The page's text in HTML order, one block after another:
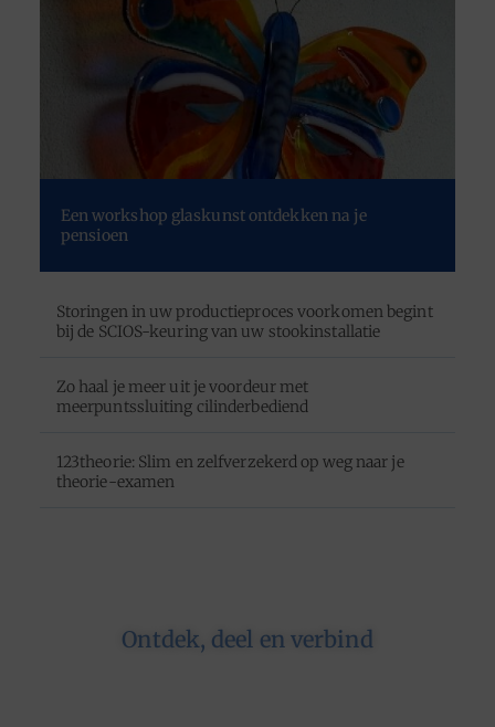
Een workshop glaskunst ontdekken na je
pensioen
Storingen in uw productieproces voorkomen begint
bij de SCIOS-keuring van uw stookinstallatie
Zo haal je meer uit je voordeur met
meerpuntssluiting cilinderbediend
123theorie: Slim en zelfverzekerd op weg naar je
theorie-examen
Ontdek, deel en verbind